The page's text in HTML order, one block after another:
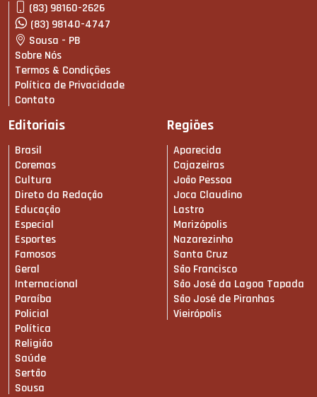
(83) 98160-2626
(83) 98140-4747
Sousa - PB
Sobre Nós
Termos & Condições
Política de Privacidade
Contato
Editoriais
Brasil
Coremas
Cultura
Direto da Redação
Educação
Especial
Esportes
Famosos
Geral
Internacional
Paraíba
Policial
Política
Religião
Saúde
Sertão
Sousa
Regiões
Aparecida
Cajazeiras
João Pessoa
Joca Claudino
Lastro
Marizópolis
Nazarezinho
Santa Cruz
São Francisco
São José da Lagoa Tapada
São José de Piranhas
Vieirópolis